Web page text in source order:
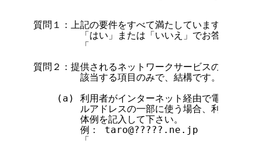
質問１：上記の要件をすべて満たしていますか。
「はい」または「いいえ」でお答え下さい
「
質問２：提供されるネットワークサービスの形態を
        該当する項目のみで、結構です。
(a) 利用者がインターネット経由で電子メール
ルアドレスの一部に使う場合、利用者が使
        体例を記入して下さい。
        例： taro@?????.ne.jp
「